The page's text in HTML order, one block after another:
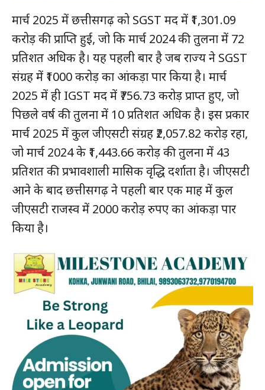
मार्च 2025 में छत्तीसगढ़ को SGST मद में ₹1,301.09
करोड़ की प्राप्ति हुई, जो कि मार्च 2024 की तुलना में 72
प्रतिशत अधिक है। यह पहली बार है जब राज्य ने SGST
संग्रह में ₹1000 करोड़ का आंकड़ा पार किया है। मार्च
2025 में ही IGST मद में ₹756.73 करोड़ प्राप्त हुए, जो
पिछले वर्ष की तुलना में 10 प्रतिशत अधिक है। इस प्रकार
मार्च 2025 में कुल जीएसटी संग्रह ₹2,057.82 करोड़ रहा,
जो मार्च 2024 के ₹1,443.66 करोड़ की तुलना में 43
प्रतिशत की प्रभावशाली मासिक वृद्धि दर्शाता है। जीएसटी
आने के बाद छत्तीसगढ़ ने पहली बार एक माह में कुल
जीएसटी राजस्व में 2000 करोड़ रुपए का आंकड़ा पार
किया है।